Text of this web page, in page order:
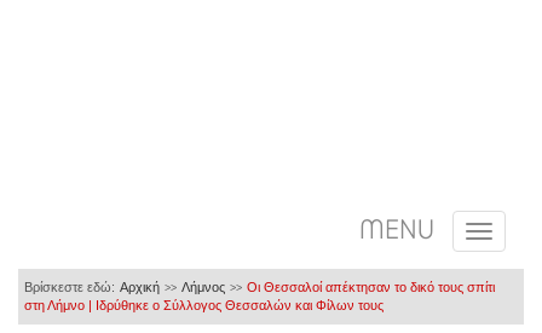
MENU
Βρίσκεστε εδώ: Αρχική >> Λήμνος >> Οι Θεσσαλοί απέκτησαν το δικό τους σπίτι
στη Λήμνο | Ιδρύθηκε ο Σύλλογος Θεσσαλών και Φίλων τους